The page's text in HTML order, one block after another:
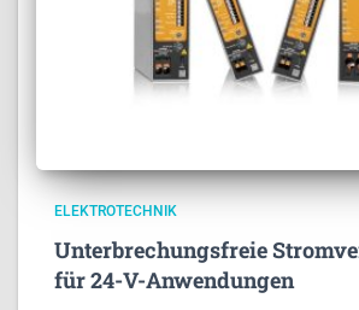
ELEKTROTECHNIK
Unterbrechungsfreie
für 24-V-Anwendungen